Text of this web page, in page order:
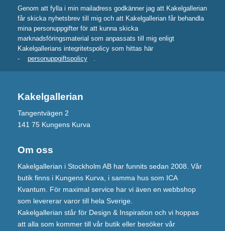
Genom att fylla i min mailadress godkänner jag att Kakelgallerian
får skicka nyhetsbrev till mig och att Kakelgallerian får behandla
mina personuppgifter för att kunna skicka
marknadsföringsmaterial som anpassats till mig enligt
Kakelgallerians integritetspolicy som hittas här
-
personuppgiftspolicy .
Kakelgallerian
Tangentvägen 2
141 75 Kungens Kurva
Om oss
Kakelgallerian i Stockholm AB har funnits sedan 2008. Vår
butik finns i Kungens Kurva, i samma hus som ICA
Kvantum. För maximal service har vi även en webbshop
som levererar varor till hela Sverige.
Kakelgallerian står för Design & Inspiration och vi hoppas
att alla som kommer till vår butik eller besöker vår